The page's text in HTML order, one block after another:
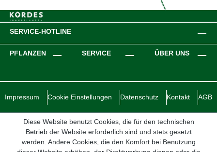
SERVICE-HOTLINE
PFLANZEN SERVICE ÜBER UNS
Impressum Cookie Einstellungen Datenschutz Kontakt AGB
Diese Website benutzt Cookies, die für den technischen
Betrieb der Website erforderlich sind und stets gesetzt
werden. Andere Cookies, die den Komfort bei Benutzung